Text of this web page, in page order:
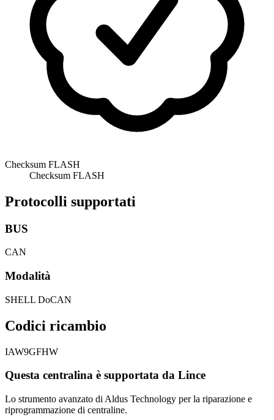
Checksum FLASH
Checksum FLASH
Protocolli supportati
BUS
CAN
Modalità
SHELL DoCAN
Codici ricambio
IAW9GFHW
Questa centralina è supportata da Lince
Lo strumento avanzato di Aldus Technology per la riparazione e
riprogrammazione di centraline.